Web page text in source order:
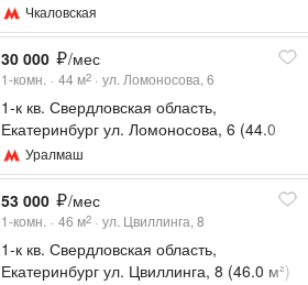
Чкаловская
30 000 /мес
1-комн. 44 м2 ул. Ломоносова, 6
1-к кв. Свердловская область,
Екатеринбург ул. Ломоносова, 6 (44.0
м²) Уралмаш
53 000 /мес
1-комн. 46 м2 ул. Цвиллинга, 8
1-к кв. Свердловская область,
Екатеринбург ул. Цвиллинга, 8 (46.0 м²)